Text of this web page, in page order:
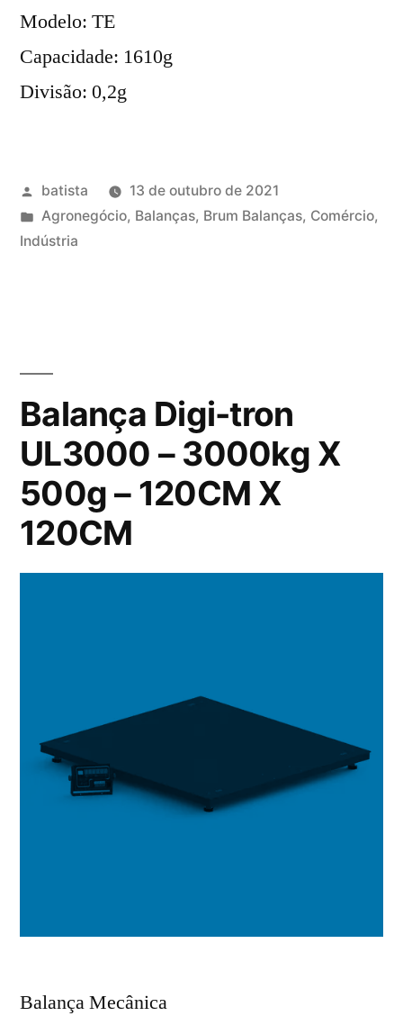
Modelo: TE
Capacidade: 1610g
Divisão: 0,2g
Publicado
por
batista
13 de outubro de 2021
Publicado
em
Agronegócio, Balanças, Brum Balanças, Comércio,
Indústria
Balança Digi-tron
UL3000 – 3000kg X
500g – 120CM X
120CM
Balança Mecânica